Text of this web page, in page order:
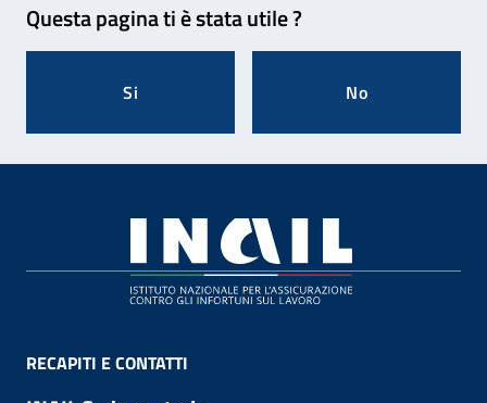
Questa pagina ti è stata utile ?
Si No
RECAPITI E CONTATTI